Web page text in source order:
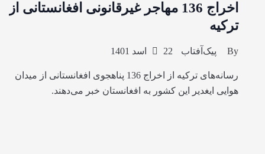
اخراج 136 مهاجر غیرقانونی افغانستانی از
ترکیه
By پیک‌آفتاب 22 اسد 1401
رسانه‌های ترکیه از اخراج 136 پناهجوی افغانستانی از میدان
هوایی ایغدیر این کشور به افغانستان خبر می‌دهند.